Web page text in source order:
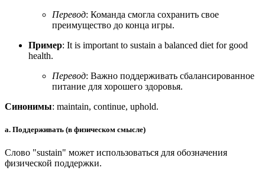
Перевод: Команда смогла сохранить свое
преимущество до конца игры.
Пример: It is important to sustain a balanced diet for good
health.
Перевод: Важно поддерживать сбалансированное
питание для хорошего здоровья.
Синонимы: maintain, continue, uphold.
a. Поддерживать (в физическом смысле)
Слово "sustain" может использоваться для обозначения
физической поддержки.